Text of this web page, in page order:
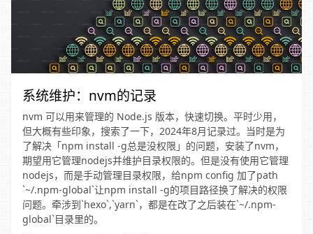
系统维护：nvm的记录
nvm 可以用来管理的 Node.js 版本，快速切换。平时少用，
但大概有些印象，搜索了一下，2024年8月记录过。当时是为
了解决「npm install -g总是没权限」的问题，安装了nvm，
期望用它管理nodejs并维护目录权限的。但是没有使用它管理
nodejs，而是手动管理目录权限，给npm config 加了path
`~/.npm-global`让npm install -g的项目路径换了解决的权限
问题。牵涉到`hexo`,`yarn`，都是在改了之后装在`~/.npm-
global`目录里的。